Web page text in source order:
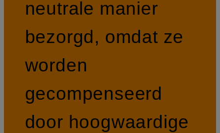
neutrale manier
bezorgd, omdat ze
worden
gecompenseerd
door hoogwaardige